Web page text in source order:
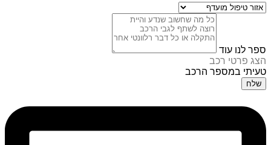
ספר לנו עוד
הצג פרטי רכב
טעיתי במספר הרכב
שלח